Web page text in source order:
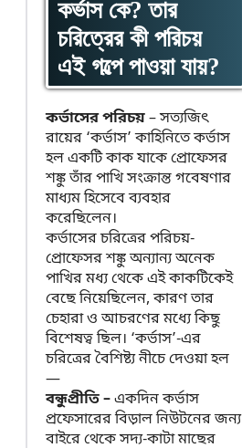
কর্ভাস কে? তার
চরিত্রের কী পরিচয়
এই গল্পে পাওয়া যায়?
কর্ভাসের পরিচয়– সত্যজিৎ
রায়ের ‘কর্ভাস’ কাহিনিতে কর্ভাস
হল একটি কাক যাকে প্রোফেসর
শঙ্কু তাঁর পাখি সংক্রান্ত গবেষণার
মাধ্যম হিসেবে ব্যবহার
করেছিলেন।
কর্ভাসের চরিত্রের পরিচয়-
প্রোফেসর শঙ্কু অন্যান্য অনেক
পাখির মধ্য থেকে এই কাকটিকেই
বেছে নিয়েছিলেন, কারণ তার
চেহারা ও আচরণের মধ্যে কিছু
বিশেষত্ব ছিল। ‘কর্ভাস’-এর
চরিত্রের বৈশিষ্ট্য নীচে দেওয়া হল
—
বন্ধুপ্রীতি –একদিন কর্ভাস
প্রফেসারের বিড়াল নিউটনের জন্য
বাইরে থেকে সদ্য-কাটা মাছের